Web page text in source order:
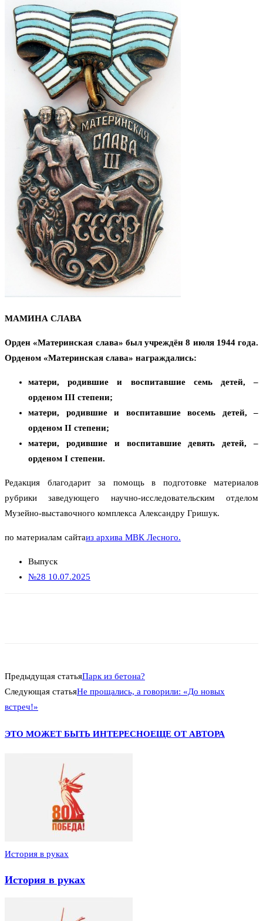
МАМИНА СЛАВА
Орден «Материнская слава» был учреждён 8 июля 1944 года.
Орденом «Материнская слава» награждались:
матери, родившие и воспитавшие семь детей, –
орденом III степени;
матери, родившие и воспитавшие восемь детей, –
орденом II степени;
матери, родившие и воспитавшие девять детей, –
орденом I степени.
Редакция благодарит за помощь в подготовке материалов
рубрики заведующего научно-исследовательским отделом
Музейно-выставочного комплекса Александру Гришук.
по материалам сайтаиз архива МВК Лесного.
Выпуск
№28 10.07.2025
Предыдущая статьяПарк из бетона?
Следующая статьяНе прощались, а говорили: «До новых
встреч!»
ЭТО МОЖЕТ БЫТЬ ИНТЕРЕСНОЕЩЕ ОТ АВТОРА
История в руках
История в руках